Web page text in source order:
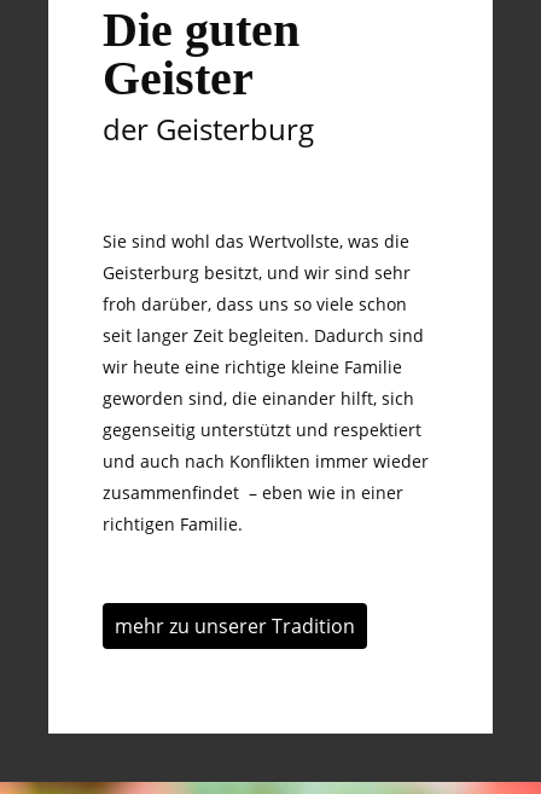
Die guten
Geister
der Geisterburg
Sie sind wohl das Wertvollste, was die
Geisterburg besitzt, und wir sind sehr
froh darüber, dass uns so viele schon
seit langer Zeit begleiten. Dadurch sind
wir heute eine richtige kleine Familie
geworden sind, die einander hilft, sich
gegenseitig unterstützt und respektiert
und auch nach Konflikten immer wieder
zusammenfindet – eben wie in einer
richtigen Familie.
mehr zu unserer Tradition